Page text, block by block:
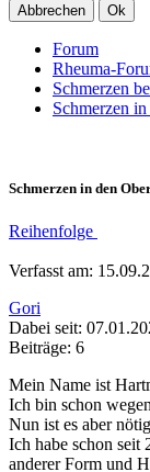
Abbrechen Ok
Forum
Rheuma-
Schmerzen
Schmerzen
Schmerzen in den
Reihenfolge
Verfasst am:
Gori
Dabei seit:
Beiträge: 6
Mein Name ist
Ich bin schon
Nun ist es aber
Ich habe schon seit
anderer Form und